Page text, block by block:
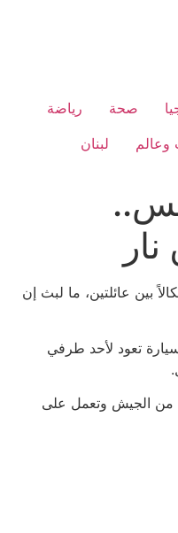
صحة
رياضة
لبنان
بين عائلتين، ما لبث إن
تعود لأحد طرفي
من الجيش وتعمل على